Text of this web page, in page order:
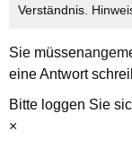
Verständnis.
Sie müssen
eine Antwort
Bitte loggen Sie
×